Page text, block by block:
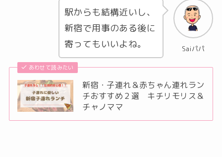
Saiパパ
駅からも結構近いし、
新宿で用事のある後に
寄ってもいいよね。
あわせて読みたい
新宿・子連れ＆赤ちゃん連れラン
チおすすめ２選 キチリモリス＆
チャノママ